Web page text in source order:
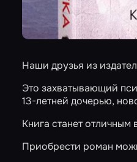
Наши друзья из
Это захватывающий
13-летней дочерью,
Книга станет
Приобрести роман